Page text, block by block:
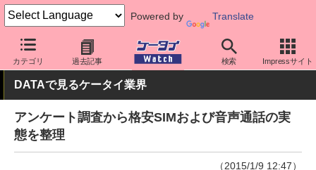
Powered by Translate
カテゴリ 過去記事 検索 Impressサイト
ケータイ Watch 業界動向 調査
DATAで見るケータイ業界
アンケート調査から格安SIMおよび音声通話の実
態を整理
（2015/1/9 12:47）